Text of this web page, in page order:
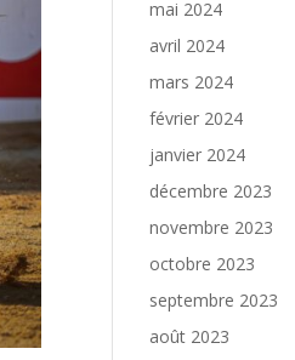
mai 2024
avril 2024
mars 2024
février 2024
janvier 2024
décembre 2023
novembre 2023
octobre 2023
septembre 2023
août 2023